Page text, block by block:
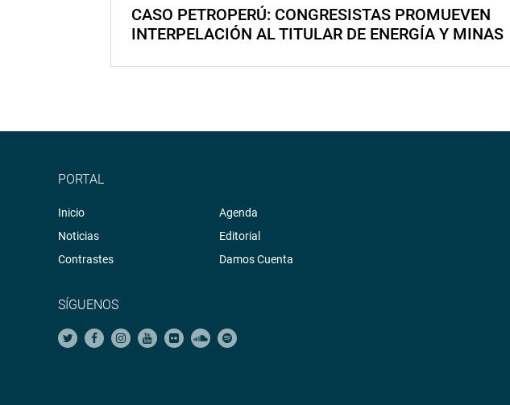
CASO PETROPERÚ: CONGRESISTAS PROMUEVEN
INTERPELACIÓN AL TITULAR DE ENERGÍA Y MINAS
PORTAL
Inicio
Noticias
Contrastes
Agenda
Editorial
Damos Cuenta
SÍGUENOS